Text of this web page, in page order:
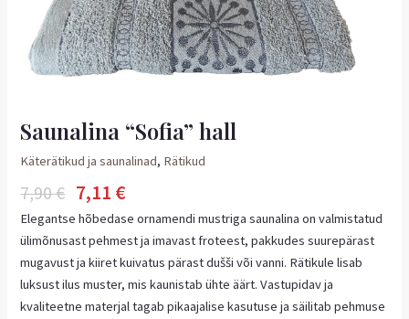
Saunalina “Sofia” hall
Käterätikud ja saunalinad, Rätikud
7,90€ 7,11 €
Elegantse hõbedase ornamendi mustriga saunalina on valmistatud
ülimõnusast pehmest ja imavast froteest, pakkudes suurepärast
mugavust ja kiiret kuivatus pärast dušši või vanni. Rätikule lisab
luksust ilus muster, mis kaunistab ühte äärt. Vastupidav ja
kvaliteetne materjal tagab pikaajalise kasutuse ja säilitab pehmuse